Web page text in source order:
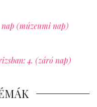
nap (múzeumi nap)
4. (záró nap)